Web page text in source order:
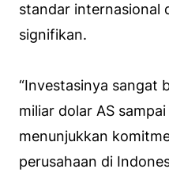
standar internasional
signifikan.
“Investasinya sangat
miliar dolar AS
menunjukkan
perusahaan di